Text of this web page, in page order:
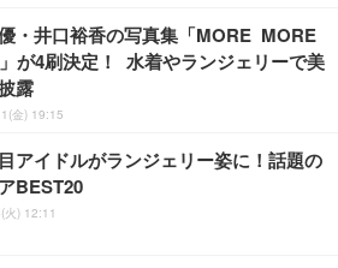
・井口裕香の写真集「MORE MORE
が4刷決定！ 水着やランジェリーで美
露
金) 19:15
アイドルがランジェリー姿に！話題の
BEST20
) 12:11